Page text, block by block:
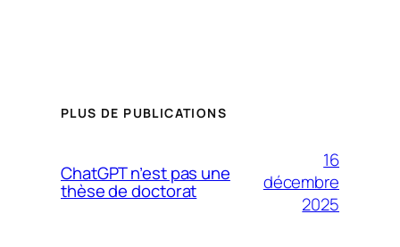
PLUS DE PUBLICATIONS
ChatGPT n’est pas une
thèse de doctorat
16
décembre
2025